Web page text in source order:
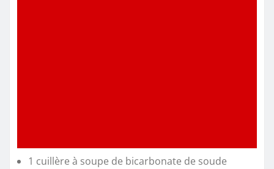
1 cuillère à soupe de bicarbonate de soude